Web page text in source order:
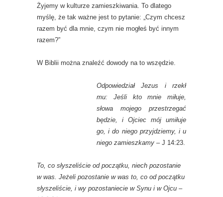
Żyjemy w kulturze zamieszkiwania. To dlatego
myślę, że tak ważne jest to pytanie: „Czym chcesz
razem być dla mnie, czym nie mogłeś być innym
razem?”
W Biblii można znaleźć dowody na to wszędzie.
Odpowiedział Jezus i rzekł
mu: Jeśli kto mnie miłuje,
słowa mojego przestrzegać
będzie, i Ojciec mój umiłuje
go, i do niego przyjdziemy, i u
niego zamieszkamy – J 14:23.
To, co słyszeliście od początku, niech pozostanie
w was. Jeżeli pozostanie w was to, co od początku
słyszeliście, i wy pozostaniecie w Synu i w Ojcu –